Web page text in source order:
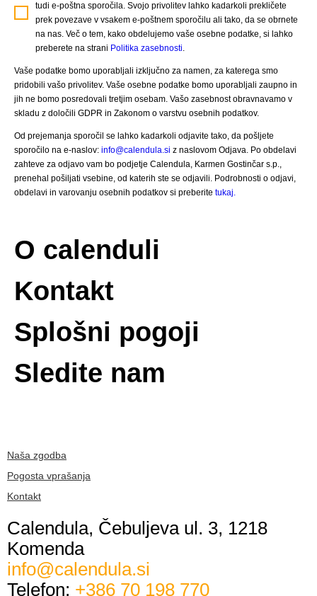
tudi e-poštna sporočila. Svojo privolitev lahko kadarkoli prekličete
prek povezave v vsakem e-poštnem sporočilu ali tako, da se obrnete
na nas. Več o tem, kako obdelujemo vaše osebne podatke, si lahko
preberete na strani Politika zasebnosti.
Vaše podatke bomo uporabljali izključno za namen, za katerega smo
pridobili vašo privolitev. Vaše osebne podatke bomo uporabljali zaupno in
jih ne bomo posredovali tretjim osebam. Vašo zasebnost obravnavamo v
skladu z določili GDPR in Zakonom o varstvu osebnih podatkov.
Od prejemanja sporočil se lahko kadarkoli odjavite tako, da pošljete
sporočilo na e-naslov: info@calendula.si z naslovom Odjava. Po obdelavi
zahteve za odjavo vam bo podjetje Calendula, Karmen Gostinčar s.p.,
prenehal pošiljati vsebine, od katerih ste se odjavili. Podrobnosti o odjavi,
obdelavi in varovanju osebnih podatkov si preberite tukaj.
O calenduli
Kontakt
Splošni pogoji
Sledite nam
Naša zgodba
Pogosta vprašanja
Kontakt
Calendula, Čebuljeva ul. 3, 1218
Komenda
info@calendula.si
Telefon: +386 70 198 770